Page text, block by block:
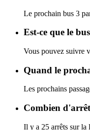
Le prochain bus 3
Est-ce que le
Vous pouvez suivre
Quand le
Les prochains
Combien
Il y a 25 arrêts sur la